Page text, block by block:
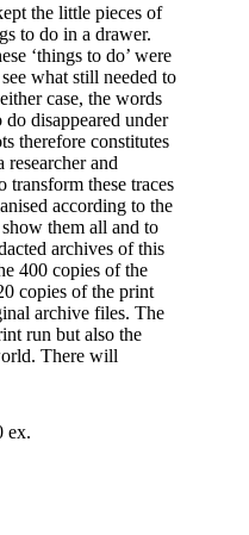
the little pieces of
to do in a drawer.
‘things to do’ were
what still needed to
case, the words
disappeared under
therefore constitutes
researcher and
transform these traces
according to the
them all and to
archives of this
400 copies of the
copies of the print
archive files. The
run but also the
There will
ex.